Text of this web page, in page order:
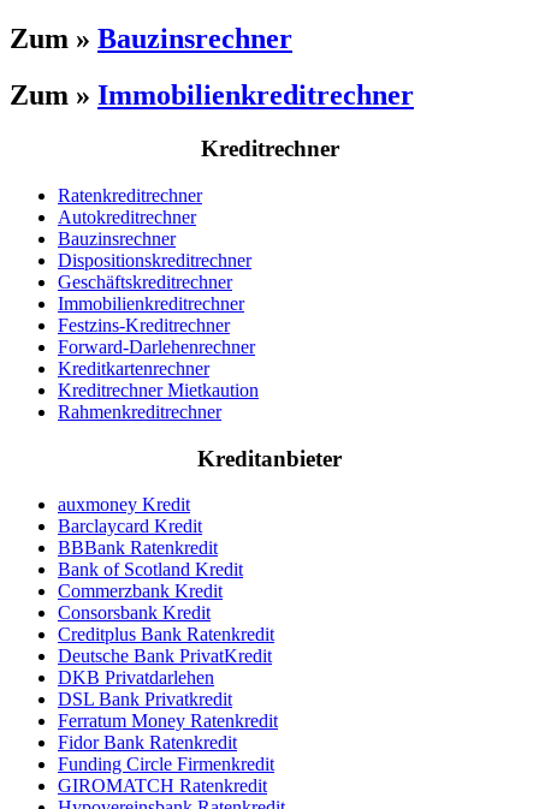
Zum » Bauzinsrechner
Zum » Immobilienkreditrechner
Kreditrechner
Ratenkreditrechner
Autokreditrechner
Bauzinsrechner
Dispositionskreditrechner
Geschäftskreditrechner
Immobilienkreditrechner
Festzins-Kreditrechner
Forward-Darlehenrechner
Kreditkartenrechner
Kreditrechner Mietkaution
Rahmenkreditrechner
Kreditanbieter
auxmoney Kredit
Barclaycard Kredit
BBBank Ratenkredit
Bank of Scotland Kredit
Commerzbank Kredit
Consorsbank Kredit
Creditplus Bank Ratenkredit
Deutsche Bank PrivatKredit
DKB Privatdarlehen
DSL Bank Privatkredit
Ferratum Money Ratenkredit
Fidor Bank Ratenkredit
Funding Circle Firmenkredit
GIROMATCH Ratenkredit